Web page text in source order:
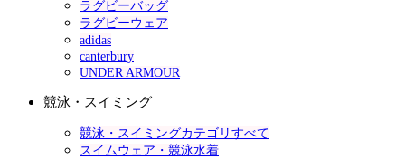
ラグビーバッグ
ラグビーウェア
adidas
canterbury
UNDER ARMOUR
競泳・スイミング
競泳・スイミングカテゴリすべて
スイムウェア・競泳水着